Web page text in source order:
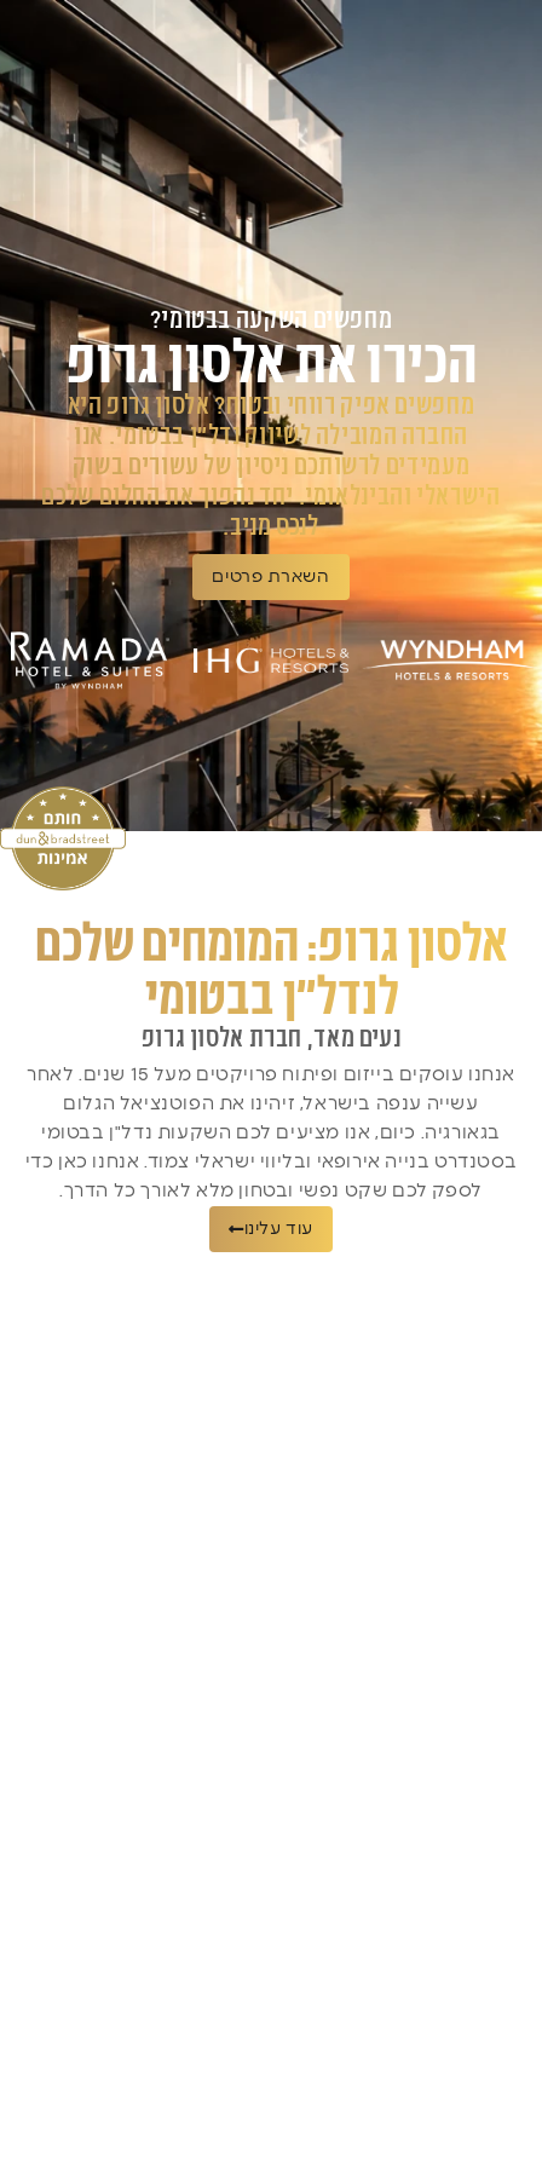
החברה נוסדה בשנת 2011
מחפשים השקעה בבטומי?
הכירו את אלסון גרופ
מחפשים אפיק רווחי ובטוח? אלסון גרופ היא
החברה המובילה לשיווק נדל"ן בבטומי. אנו
מעמידים לרשותכם ניסיון של עשורים בשוק
הישראלי והבינלאומי. יחד נהפוך את החלום שלכם
לנכס מניב.
השארת פרטים
אלסון גרופ: המומחים שלכם
לנדל"ן בבטומי
נעים מאד, חברת אלסון גרופ
אנחנו עוסקים בייזום ופיתוח פרויקטים מעל 15 שנים. לאחר
עשייה ענפה בישראל, זיהינו את הפוטנציאל הגלום
בגאורגיה. כיום, אנו מציעים לכם השקעות נדל"ן בבטומי
בסטנדרט בנייה אירופאי ובליווי ישראלי צמוד. אנחנו כאן כדי
לספק לכם שקט נפשי ובטחון מלא לאורך כל הדרך.
עוד עלינו